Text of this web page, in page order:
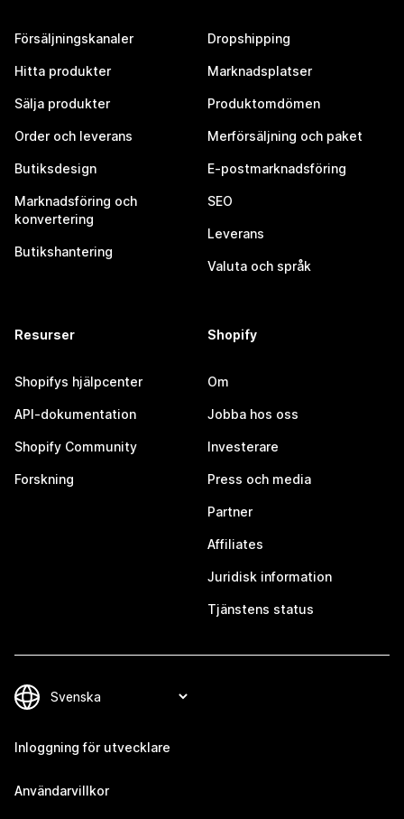
Försäljningskanaler
Hitta produkter
Sälja produkter
Order och leverans
Butiksdesign
Marknadsföring och
konvertering
Butikshantering
Dropshipping
Marknadsplatser
Produktomdömen
Merförsäljning och paket
E-postmarknadsföring
SEO
Leverans
Valuta och språk
Resurser
Shopifys hjälpcenter
API-dokumentation
Shopify Community
Forskning
Shopify
Om
Jobba hos oss
Investerare
Press och media
Partner
Affiliates
Juridisk information
Tjänstens status
Inloggning för utvecklare
Användarvillkor